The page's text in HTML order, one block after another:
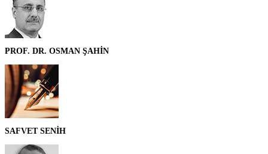
PROF. DR. OSMAN ŞAHİN
SAFVET SENİH